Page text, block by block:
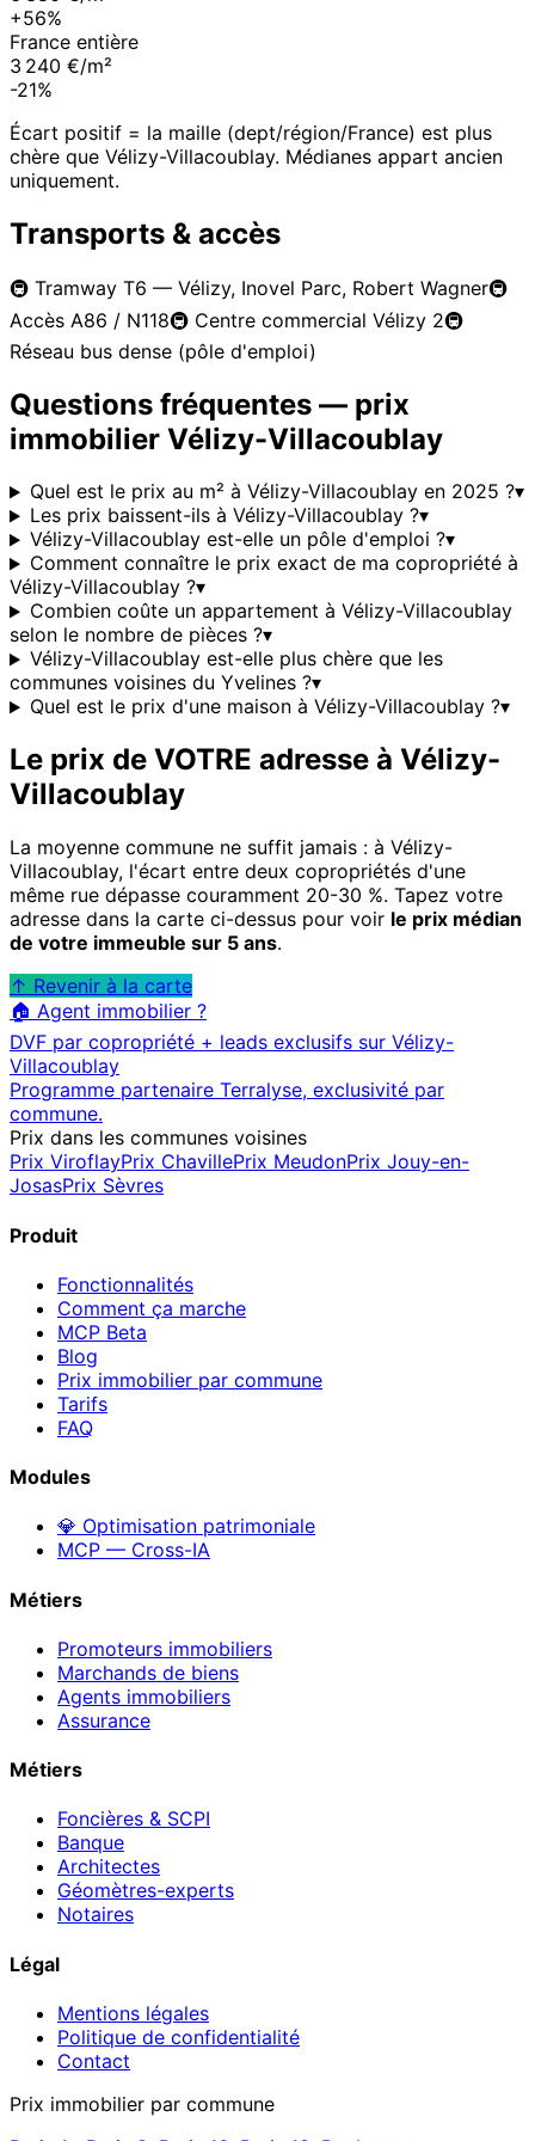
+56%
France entière
3 240 €/m²
-21%
Écart positif = la maille (dept/région/France) est plus
chère que Vélizy-Villacoublay. Médianes appart ancien
uniquement.
Transports & accès
🚇 Tramway T6 — Vélizy, Inovel Parc, Robert Wagner🚇
Accès A86 / N118🚇 Centre commercial Vélizy 2🚇
Réseau bus dense (pôle d'emploi)
Questions fréquentes — prix
immobilier Vélizy-Villacoublay
Quel est le prix au m² à Vélizy-Villacoublay en 2025 ?▾
Les prix baissent-ils à Vélizy-Villacoublay ?▾
Vélizy-Villacoublay est-elle un pôle d'emploi ?▾
Comment connaître le prix exact de ma copropriété à
Vélizy-Villacoublay ?▾
Combien coûte un appartement à Vélizy-Villacoublay
selon le nombre de pièces ?▾
Vélizy-Villacoublay est-elle plus chère que les
communes voisines du Yvelines ?▾
Quel est le prix d'une maison à Vélizy-Villacoublay ?▾
Le prix de VOTRE adresse à Vélizy-
Villacoublay
La moyenne commune ne suffit jamais : à Vélizy-
Villacoublay, l'écart entre deux copropriétés d'une
même rue dépasse couramment 20-30 %. Tapez votre
adresse dans la carte ci-dessus pour voir le prix médian
de votre immeuble sur 5 ans.
↑ Revenir à la carte
🏠 Agent immobilier ?
DVF par copropriété + leads exclusifs sur Vélizy-
Villacoublay
Programme partenaire Terralyse, exclusivité par
commune.
Prix dans les communes voisines
Prix ViroflayPrix ChavillePrix MeudonPrix Jouy-en-
JosasPrix Sèvres
Produit
Fonctionnalités
Comment ça marche
MCP Beta
Blog
Prix immobilier par commune
Tarifs
FAQ
Modules
💎 Optimisation patrimoniale
MCP — Cross-IA
Métiers
Promoteurs immobiliers
Marchands de biens
Agents immobiliers
Assurance
Métiers
Foncières & SCPI
Banque
Architectes
Géomètres-experts
Notaires
Légal
Mentions légales
Politique de confidentialité
Contact
Prix immobilier par commune